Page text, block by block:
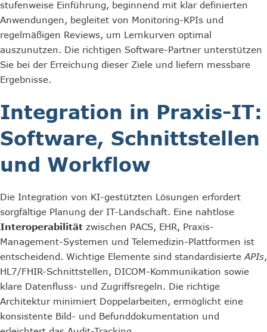
stufenweise Einführung, beginnend mit klar definierten
Anwendungen, begleitet von Monitoring-KPIs und
regelmäßigen Reviews, um Lernkurven optimal
auszunutzen. Die richtigen Software-Partner unterstützen
Sie bei der Erreichung dieser Ziele und liefern messbare
Ergebnisse.
Integration in Praxis-IT:
Software, Schnittstellen
und Workflow
Die Integration von KI-gestützten Lösungen erfordert
sorgfältige Planung der IT-Landschaft. Eine nahtlose
Interoperabilität zwischen PACS, EHR, Praxis-
Management-Systemen und Telemedizin-Plattformen ist
entscheidend. Wichtige Elemente sind standardisierte APIs,
HL7/FHIR-Schnittstellen, DICOM-Kommunikation sowie
klare Datenfluss- und Zugriffsregeln. Die richtige
Architektur minimiert Doppelarbeiten, ermöglicht eine
konsistente Bild- und Befunddokumentation und